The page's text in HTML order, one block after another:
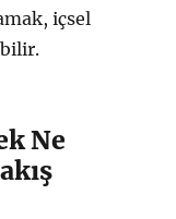
içsel
Ne